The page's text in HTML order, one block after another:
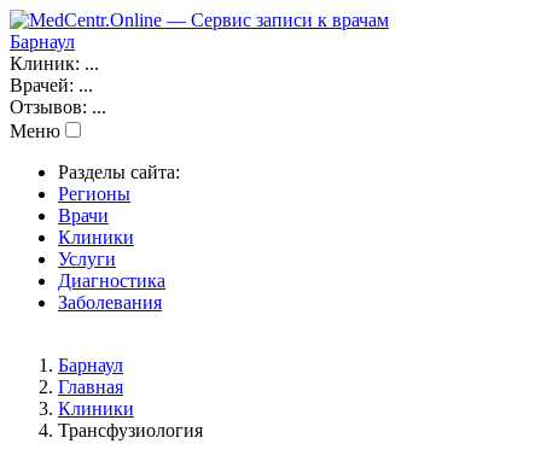
Барнаул
Клиник: ...
Врачей: ...
Отзывов: ...
Меню
Разделы сайта:
Регионы
Врачи
Клиники
Услуги
Диагностика
Заболевания
Барнаул
Главная
Клиники
Трансфузиология